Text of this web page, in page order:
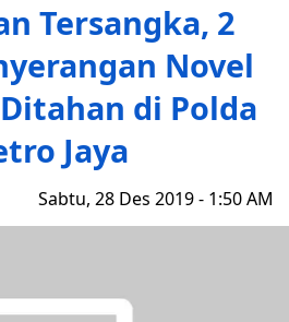
Tersangka, 2
Novel
di Polda
Jaya
Sabtu, 28 Des 2019 - 1:50 AM